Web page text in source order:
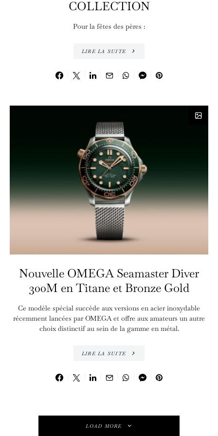
COLLECTION
Pour la fêtes des pères :
LIRE LA SUITE
Nouvelle OMEGA Seamaster Diver
300M en Titane et Bronze Gold
Ce modèle spécial succède aux versions en acier inoxydable
récemment lancées par OMEGA et offre aux amateurs un autre
choix distinctif au sein de la gamme en métal.
LIRE LA SUITE
LOAD MORE